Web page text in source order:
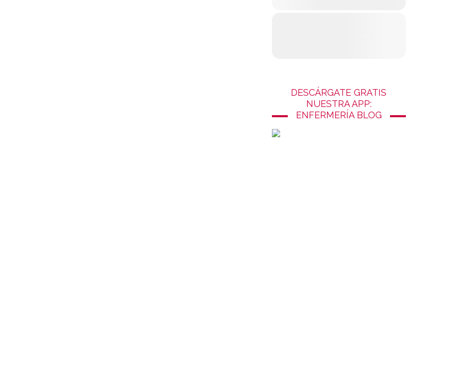
DESCÁRGATE GRATIS
NUESTRA APP:
ENFERMERÍA BLOG